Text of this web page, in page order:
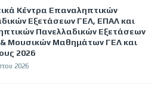
Κέντρα Επαναληπτικών
Εξετάσεων ΓΕΛ, ΕΠΑΛ και
Πανελλαδικών Εξετάσεων
& Μουσικών Μαθημάτων ΓΕΛ και
2026
2026